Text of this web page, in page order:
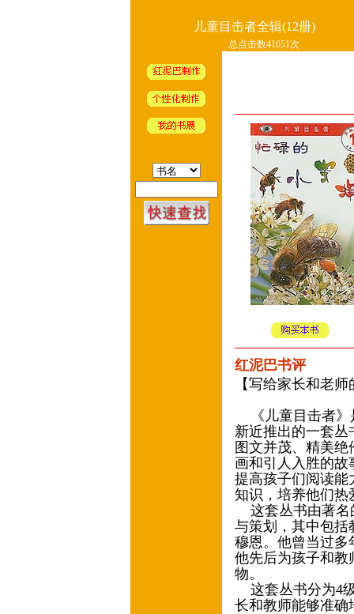
儿童目击者全辑(12册)
总点击数41651次
红泥巴书评
【写给家长和老
《儿童目击者》
新近推出的一套
图文并茂、精美
画和引人入胜的
提高孩子们阅读能
知识，培养他们
这套丛书由著名
与策划，其中包括
穆恩。他曾当过多
他先后为孩子和教
物。
这套丛书分为4
长和教师能够准